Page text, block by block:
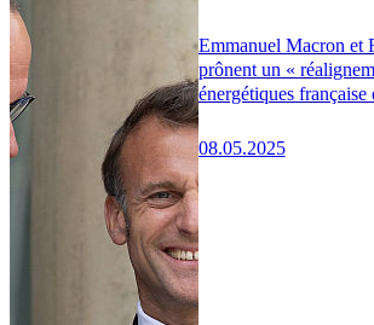
Emmanuel Macron et
prônent un «
énergétiques française
08.05.2025